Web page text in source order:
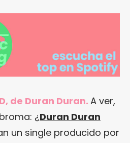
de Duran Duran. A ver,
¿Duran Duran
un single producido por